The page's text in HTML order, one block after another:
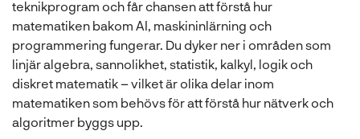
teknikprogram och får chansen att förstå hur
matematiken bakom AI, maskininlärning och
programmering fungerar. Du dyker ner i områden som
linjär algebra, sannolikhet, statistik, kalkyl, logik och
diskret matematik – vilket är olika delar inom
matematiken som behövs för att förstå hur nätverk och
algoritmer byggs upp.